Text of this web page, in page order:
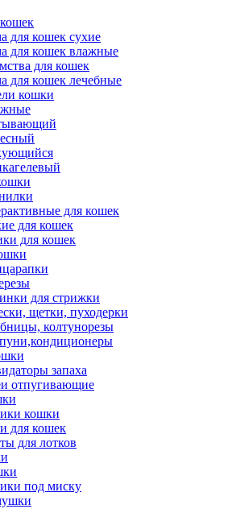
для кошек сухие
для кошек влажные
для кошек
для кошек лечебные
кошки
для кошек
для кошек
для кошек
для стрижки
щетки, пуходерки
колтунорезы
запаха
отпугивающие
кошки
для кошек
для лотков
под миску